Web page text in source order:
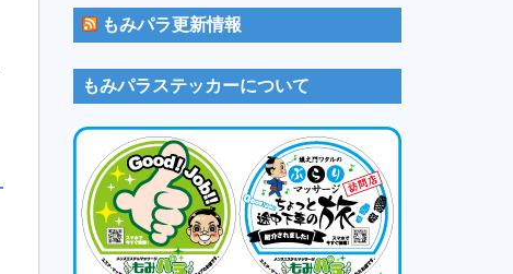
もみパラ更新情報
もみパラステッカーについて